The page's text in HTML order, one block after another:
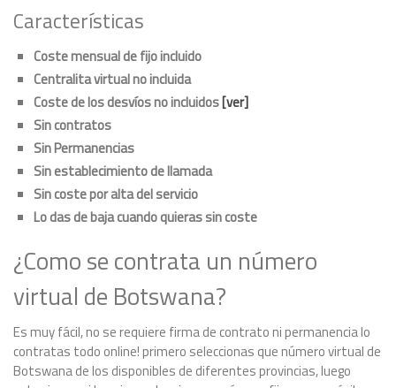
Características
Coste mensual de fijo incluido
Centralita virtual no incluida
Coste de los desvíos no incluidos[ver]
Sin contratos
Sin Permanencias
Sin establecimiento de llamada
Sin coste por alta del servicio
Lo das de baja cuando quieras sin coste
¿Como se contrata un número
virtual de Botswana?
Es muy fácil, no se requiere firma de contrato ni permanencia lo
contratas todo online! primero seleccionas que número virtual de
Botswana de los disponibles de diferentes provincias, luego